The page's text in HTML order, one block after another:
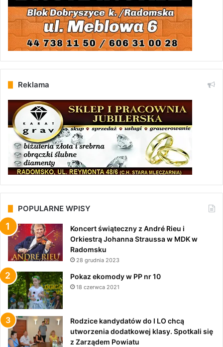
Reklama
POPULARNE WPISY
Koncert świąteczny z André Rieu i
Orkiestrą Johanna Straussa w MDK w
Radomsku
28 grudnia 2023
Pokaz ekomody w PP nr 10
18 czerwca 2021
Rodzice kandydatów do I LO chcą
utworzenia dodatkowej klasy. Spotkali się
z Zarządem Powiatu